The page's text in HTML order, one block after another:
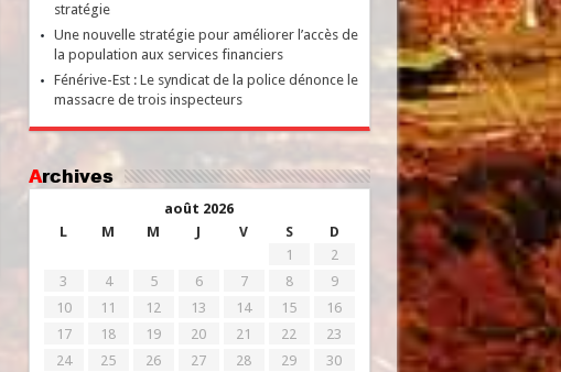
stratégie
Une nouvelle stratégie pour améliorer l’accès de
la population aux services financiers
Fénérive-Est : Le syndicat de la police dénonce le
massacre de trois inspecteurs
Archives
août 2026
L
M M J V S D
1
2
3
4 5 6 7 8
9
10
11 12 13 14 15
16
17
18 19 20 21 22
23
24
25 26 27 28 29
30